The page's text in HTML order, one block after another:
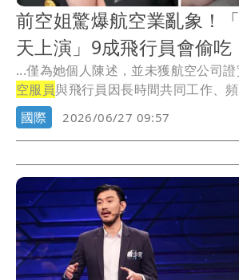
前空姐驚爆航空業亂象！
天上演」9成飛行員會偷吃
空服員與飛行員因長時間共同工作、
上...
國際 2026/06/27 09:57